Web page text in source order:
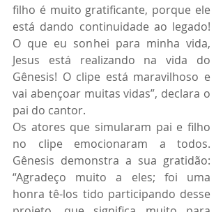
filho é muito gratificante, porque ele
está dando continuidade ao legado!
O que eu sonhei para minha vida,
Jesus está realizando na vida do
Gênesis! O clipe está maravilhoso e
vai abençoar muitas vidas”, declara o
pai do cantor.
Os atores que simularam pai e filho
no clipe emocionaram a todos.
Gênesis demonstra a sua gratidão:
“Agradeço muito a eles; foi uma
honra tê-los tido participando desse